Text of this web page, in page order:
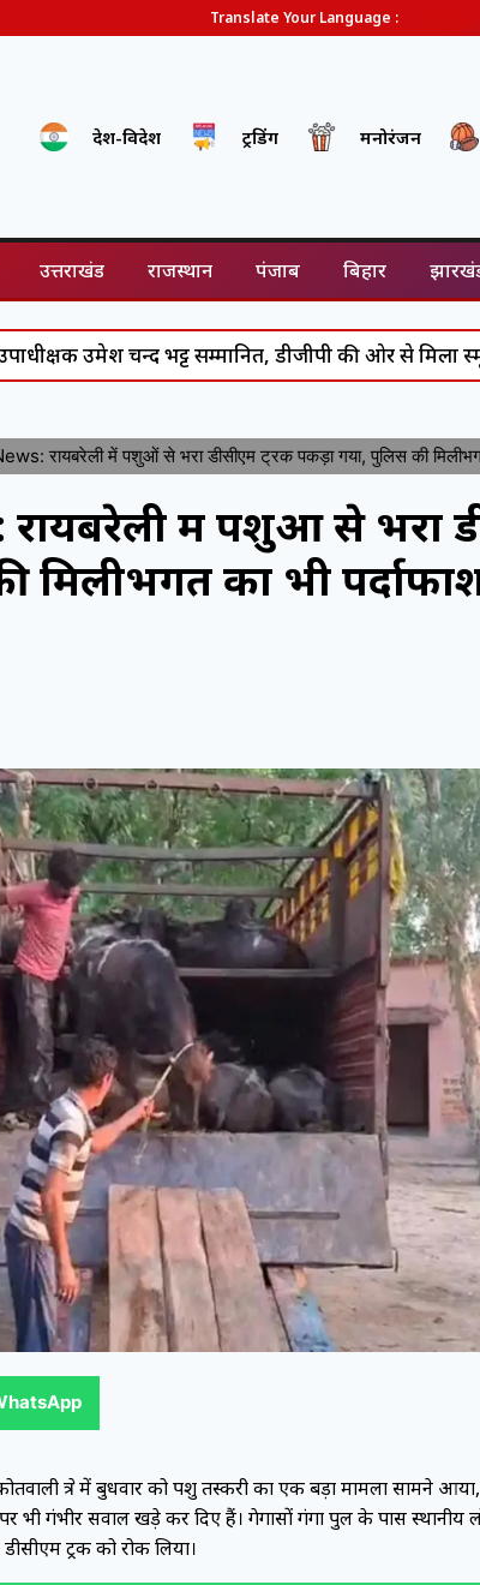
Translate Your Language :
देश-विदेश ट्रेंडिंग मनोरंजन
उत्तराखंड राजस्थान पंजाब बिहार
चन्द भट्ट सम्मानित, डीजीपी की ओर से मिला स्मृति चिह्न
रायबरेली में पशुओं से भरा डीसीएम ट्रक पकड़ा गया, पुलिस की
में पशुओं से भरा
मिलीभगत का भी
क्षेत्र में बुधवार को पशु तस्करी का एक बड़ा मामला सामने
भी गंभीर सवाल खड़े कर दिए हैं। गेगासों गंगा पुल के पास स्थानीय
ट्रक को रोक लिया।